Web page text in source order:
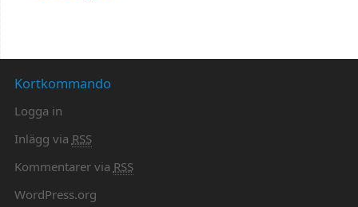
Kortkommando
Logga in
Inlägg via RSS
Kommentarer via RSS
WordPress.org